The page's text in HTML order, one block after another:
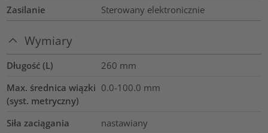
Zasilanie
Sterowany elektronicznie
Wymiary
Długość (L) 260 mm
Max. średnica wiązki
(syst. metryczny)
0.0-100.0 mm
Siła zaciągania
nastawiany